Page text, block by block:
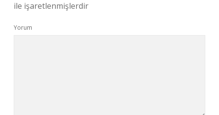
ile işaretlenmişlerdir
Yorum